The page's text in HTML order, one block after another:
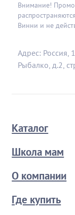
Внимание!
Винни и не
Адрес: Россия,
Рыбалко, д.2,
Каталог
Школа мам
О компании
Где купить